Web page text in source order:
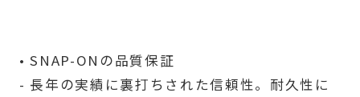
• SNAP-ONの品質保証
- 長年の実績に裏打ちされた信頼性。耐久性に